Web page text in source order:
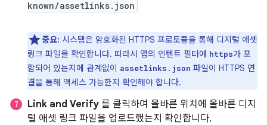
known/assetlinks.json
중요: 시스템은 암호화된 HTTPS 프로토콜을 통해 디지털 애셋
링크 파일을 확인합니다. 따라서 앱의 인텐트 필터에 https가 포
함되어 있는지에 관계없이 assetlinks.json 파일이 HTTPS 연
결을 통해 액세스 가능한지 확인해야 합니다.
Link and Verify 를 클릭하여 올바른 위치에 올바른 디지
털 애셋 링크 파일을 업로드했는지 확인합니다.